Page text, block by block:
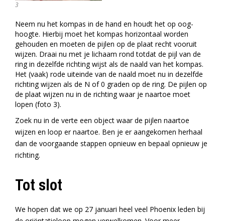
3
Neem nu het kompas in de hand en houdt het op oog-
hoogte. Hierbij moet het kompas horizontaal worden
gehouden en moeten de pijlen op de plaat recht vooruit
wijzen. Draai nu met je lichaam rond totdat de pijl van de
ring in dezelfde richting wijst als de naald van het kompas.
Het (vaak) rode uiteinde van de naald moet nu in dezelfde
richting wijzen als de N of 0 graden op de ring. De pijlen op
de plaat wijzen nu in de richting waar je naartoe moet
lopen (foto 3).
Zoek nu in de verte een object waar de pijlen naartoe
wijzen en loop er naartoe. Ben je er aangekomen herhaal
dan de voorgaande stappen opnieuw en bepaal opnieuw je
richting.
Tot slot
We hopen dat we op 27 januari heel veel Phoenix leden bij